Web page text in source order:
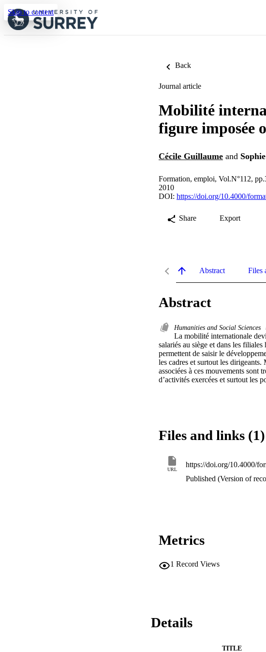
Skip to content
Back
Journal article
Mobilité
figure imposée
Cécile Guillaume and
Formation, emploi, Vol.N°112,
2010
DOI: https://doi.org/10.4000/
Share Export
Abstract Files
Abstract
Humanities and Social Sciences
La mobilité internationale
salariés au siège et dans les
permettent de saisir le
les cadres et surtout les
associées à ces mouvements sont
d’activités exercées et surtout les
Files and links (1)
URL
https://doi.org/10.4000/
Published (Version of
Metrics
1 Record Views
Details
TITLE